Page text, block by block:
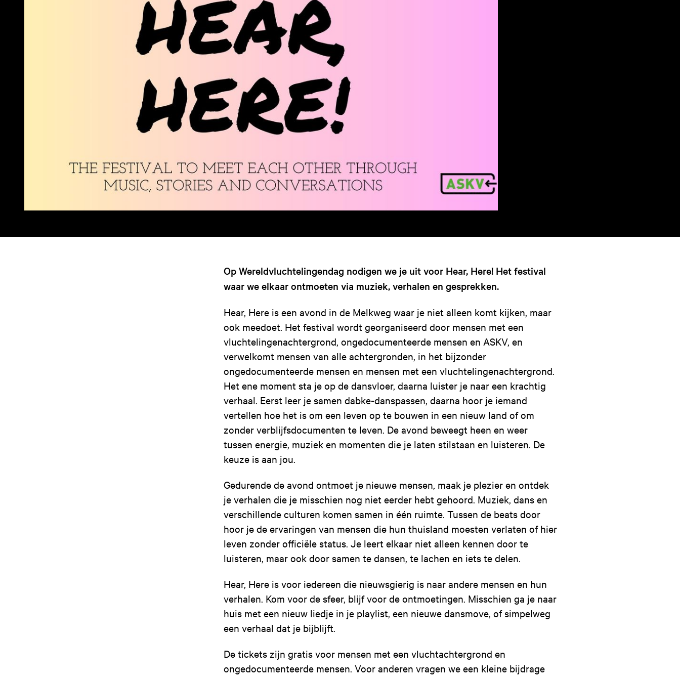
Op Wereldvluchtelingendag nodigen we je uit voor Hear, Here! Het festival
waar we elkaar ontmoeten via muziek, verhalen en gesprekken.
Hear, Here is een avond in de Melkweg waar je niet alleen komt kijken, maar
ook meedoet. Het festival wordt georganiseerd door mensen met een
vluchtelingenachtergrond, ongedocumenteerde mensen en ASKV, en
verwelkomt mensen van alle achtergronden, in het bijzonder
ongedocumenteerde mensen en mensen met een vluchtelingenachtergrond.
Het ene moment sta je op de dansvloer, daarna luister je naar een krachtig
verhaal. Eerst leer je samen dabke-danspassen, daarna hoor je iemand
vertellen hoe het is om een leven op te bouwen in een nieuw land of om
zonder verblijfsdocumenten te leven. De avond beweegt heen en weer
tussen energie, muziek en momenten die je laten stilstaan en luisteren. De
keuze is aan jou.
Gedurende de avond ontmoet je nieuwe mensen, maak je plezier en ontdek
je verhalen die je misschien nog niet eerder hebt gehoord. Muziek, dans en
verschillende culturen komen samen in één ruimte. Tussen de beats door
hoor je de ervaringen van mensen die hun thuisland moesten verlaten of hier
leven zonder officiële status. Je leert elkaar niet alleen kennen door te
luisteren, maar ook door samen te dansen, te lachen en iets te delen.
Hear, Here is voor iedereen die nieuwsgierig is naar andere mensen en hun
verhalen. Kom voor de sfeer, blijf voor de ontmoetingen. Misschien ga je naar
huis met een nieuw liedje in je playlist, een nieuwe dansmove, of simpelweg
een verhaal dat je bijblijft.
De tickets zijn gratis voor mensen met een vluchtachtergrond en
ongedocumenteerde mensen. Voor anderen vragen we een kleine bijdrage